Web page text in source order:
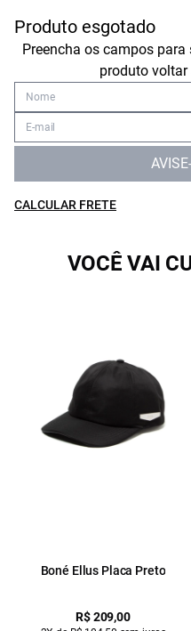
Produto esgotado
Preencha os campos
produto voltar
CALCULAR FRETE
VOCÊ VAI
Boné Ellus Placa Preto
R$ 209,00